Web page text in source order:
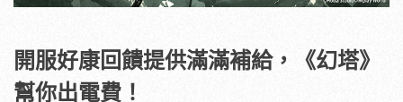
開服好康回饋提供滿滿補給，《幻塔》
幫你出電費！